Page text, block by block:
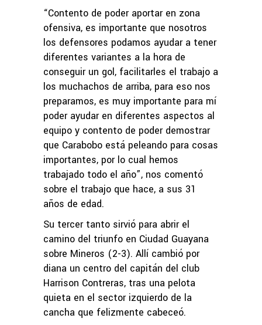
“Contento de poder aportar en zona
ofensiva, es importante que nosotros
los defensores podamos ayudar a tener
diferentes variantes a la hora de
conseguir un gol, facilitarles el trabajo a
los muchachos de arriba, para eso nos
preparamos, es muy importante para mí
poder ayudar en diferentes aspectos al
equipo y contento de poder demostrar
que Carabobo está peleando para cosas
importantes, por lo cual hemos
trabajado todo el año”, nos comentó
sobre el trabajo que hace, a sus 31
años de edad.
Su tercer tanto sirvió para abrir el
camino del triunfo en Ciudad Guayana
sobre Mineros (2-3). Allí cambió por
diana un centro del capitán del club
Harrison Contreras, tras una pelota
quieta en el sector izquierdo de la
cancha que felizmente cabeceó.